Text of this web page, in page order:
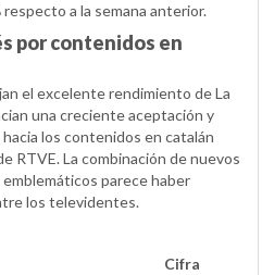
respecto a la semana anterior.
por contenidos en
el excelente rendimiento de La
una creciente aceptación y
los contenidos en catalán
RTVE. La combinación de nuevos
parece haber
los televidentes.
Cifra